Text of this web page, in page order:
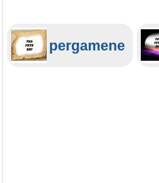
pergamene